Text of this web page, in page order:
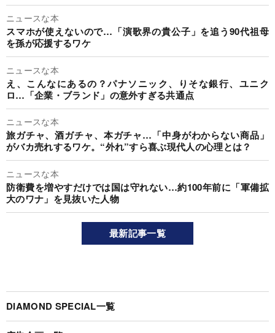
ニュースな本
スマホが使えないので…「演歌界の貴公子」を追う90代祖母
を孫が応援するワケ
ニュースな本
え、こんなにあるの？パナソニック、りそな銀行、ユニク
ロ…「企業・ブランド」の意外すぎる共通点
ニュースな本
旅ガチャ、酒ガチャ、本ガチャ…「中身がわからない商品」
がバカ売れするワケ。“外れ”すら喜ぶ現代人の心理とは？
ニュースな本
防衛費を増やすだけでは国は守れない…約100年前に「軍備拡
大のワナ」を見抜いた人物
最新記事一覧
DIAMOND SPECIAL一覧